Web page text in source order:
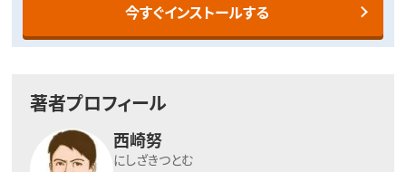
今すぐインストールする
著者プロフィール
西崎努
にしざきつとむ